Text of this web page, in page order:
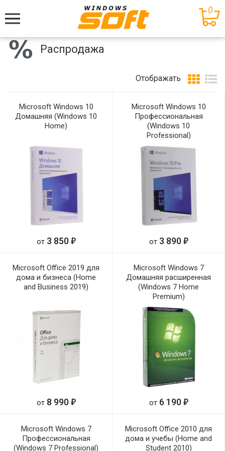
Меню
0
Распродажа
Отображать
Microsoft Windows 10
Домашняя (Windows 10
Home)
от 3 850 е
Microsoft Windows 10
Профессиональная
(Windows 10
Professional)
от 3 890 е
Microsoft Office 2019 для
дома и бизнеса (Home
and Business 2019)
от 8 990 е
Microsoft Windows 7
Домашняя расширенная
(Windows 7 Home
Premium)
от 6 190 е
Microsoft Windows 7
Профессиональная
(Windows 7 Professional)
Microsoft Office 2010 для
дома и учебы (Home and
Student 2010)